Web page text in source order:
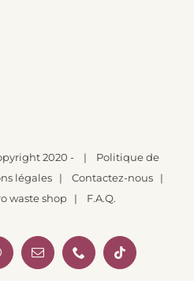
2020 - | Politique de
légales | Contactez-nous |
waste shop | F.A.Q.
Email TéléphoneTiktok